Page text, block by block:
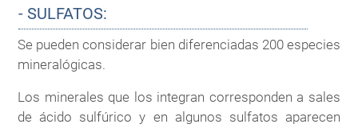
- SULFATOS:
Se pueden considerar bien diferenciadas 200 especies
mineralógicas.
Los minerales que los integran corresponden a sales
de ácido sulfúrico y en algunos sulfatos aparecen